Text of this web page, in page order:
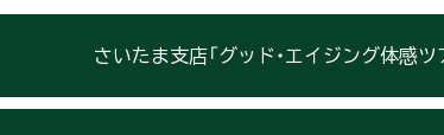
さいたま支店「グッド・エイジング体感ツ